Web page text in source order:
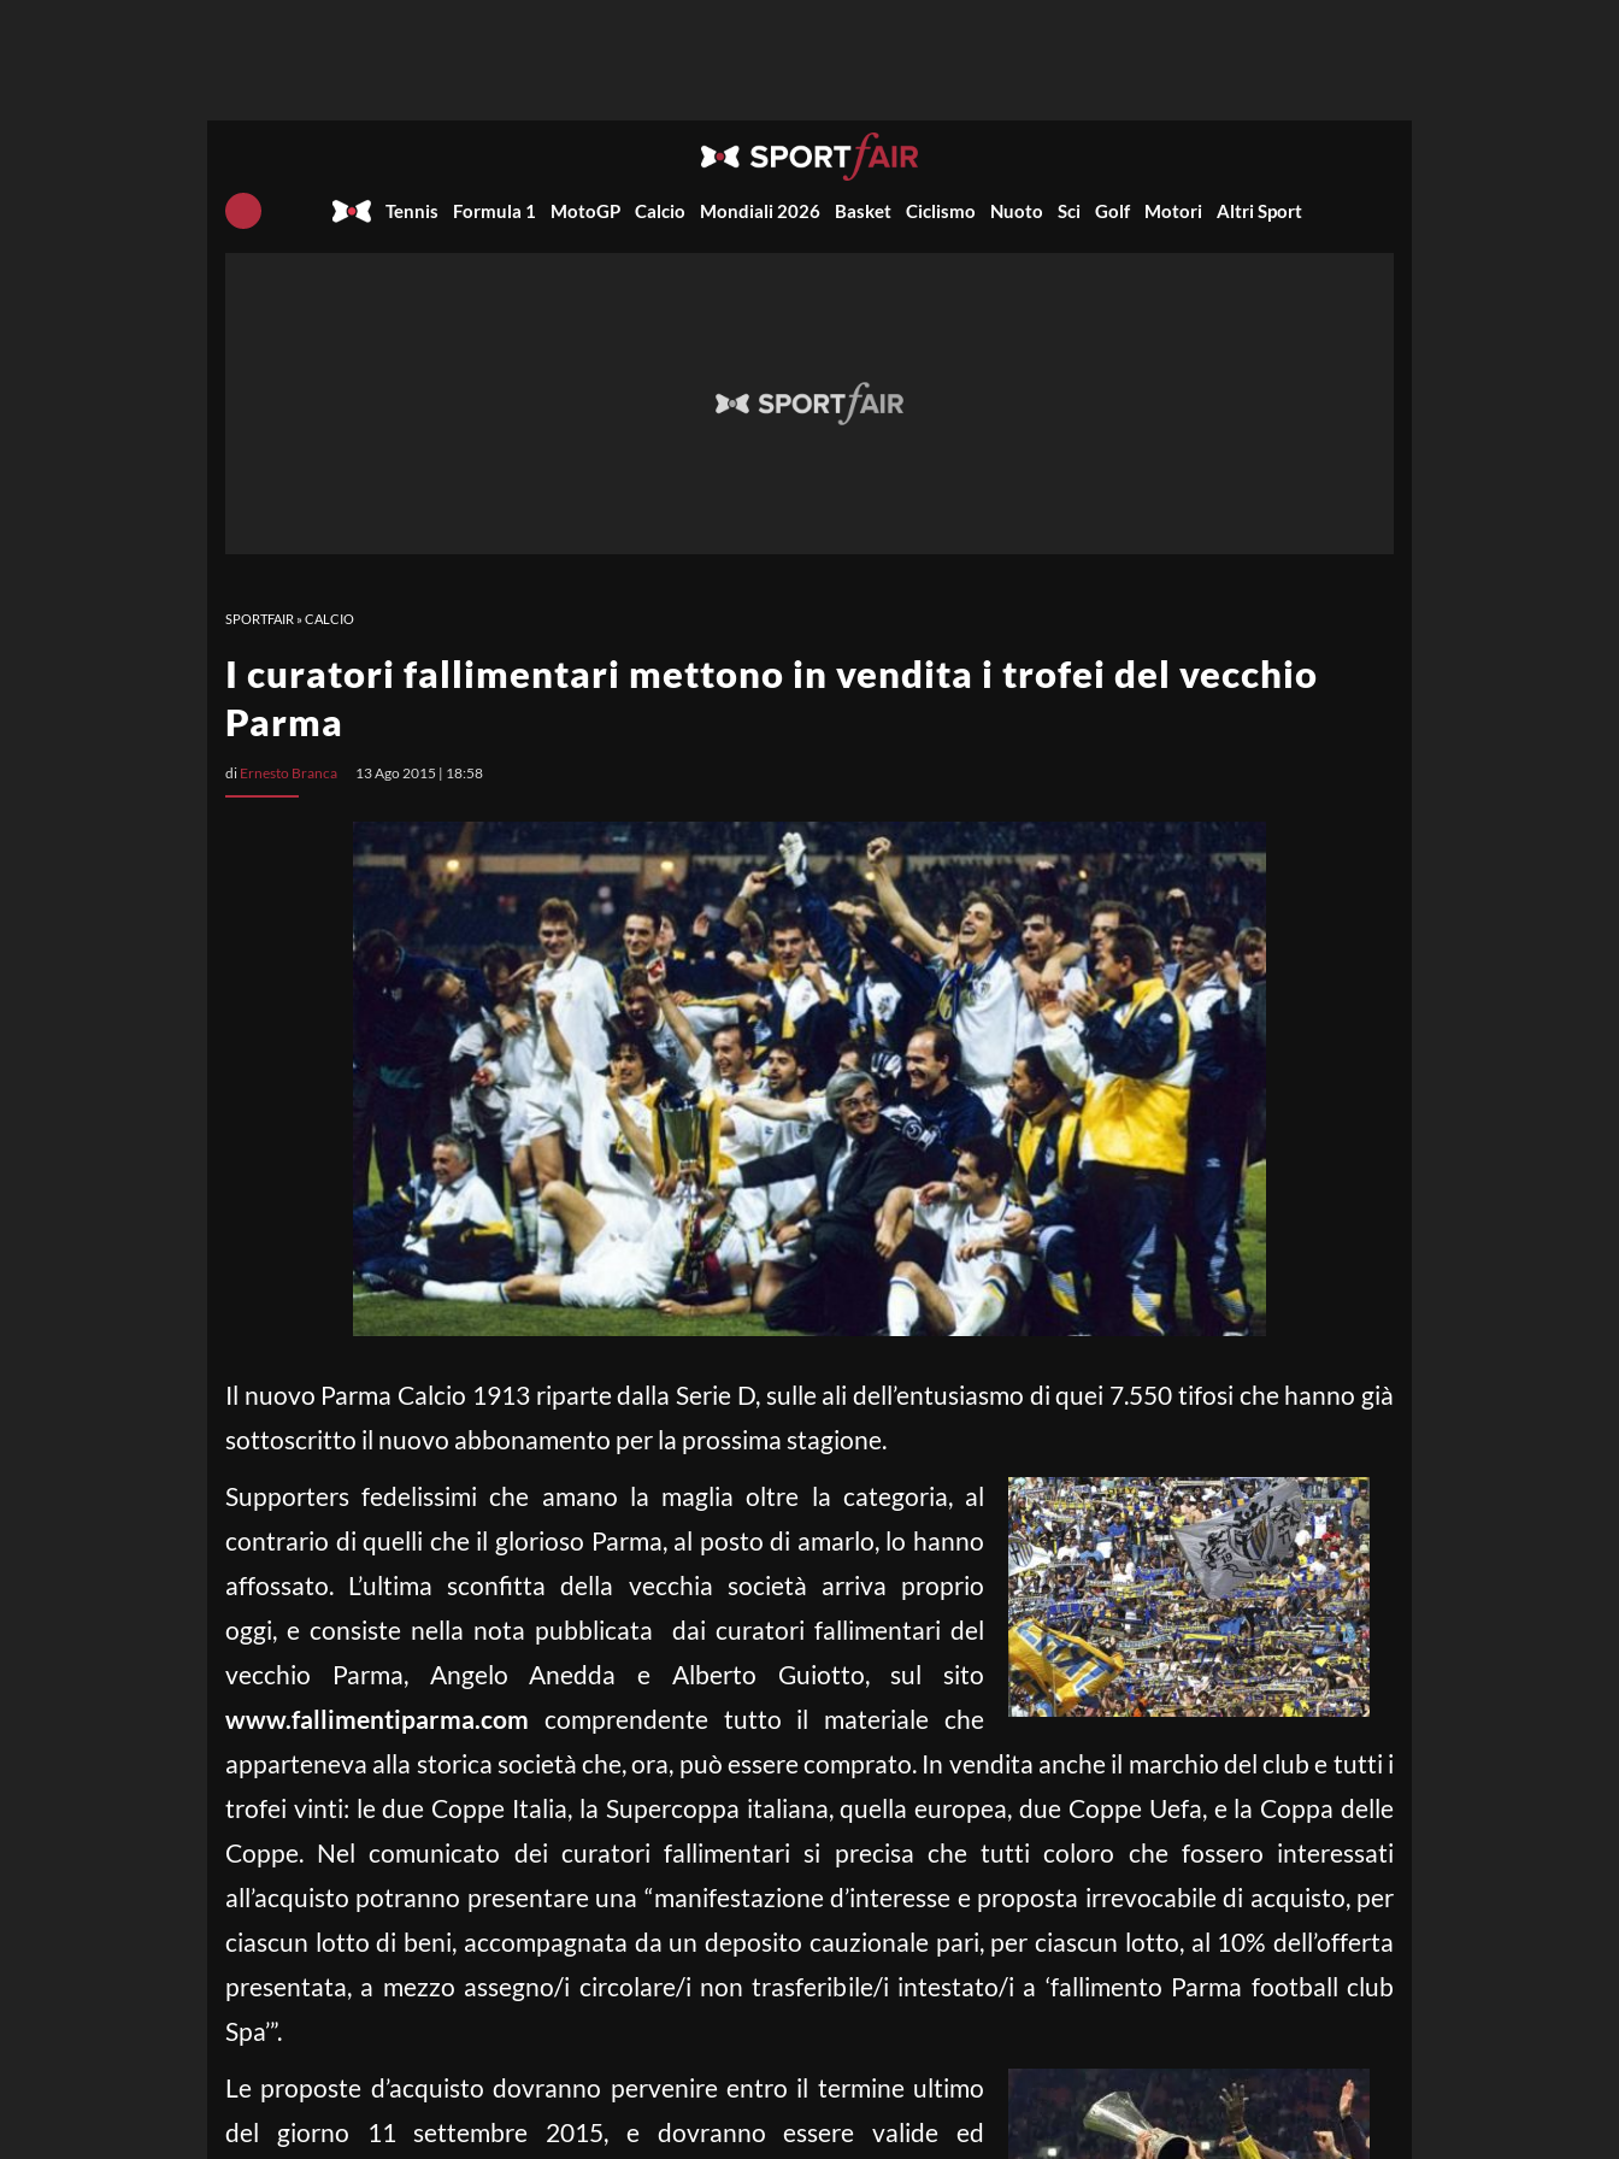
Tennis Formula 1 MotoGP Calcio Mondiali 2026 Basket Ciclismo Nuoto Sci Golf Motori Altri Sport
SPORTFAIR »CALCIO
I curatori fallimentari mettono in vendita i trofei del vecchio
Parma
di Ernesto Branca 13 Ago 2015 | 18:58
Il nuovo Parma Calcio 1913 riparte dalla Serie D, sulle ali dell’entusiasmo di quei 7.550 tifosi che hanno già
sottoscritto il nuovo abbonamento per la prossima stagione.
Supporters fedelissimi che amano la maglia oltre la categoria, al
contrario di quelli che il glorioso Parma, al posto di amarlo, lo hanno
affossato. L’ultima sconfitta della vecchia società arriva proprio
oggi, e consiste nella nota pubblicata dai curatori fallimentari del
vecchio Parma, Angelo Anedda e Alberto Guiotto, sul sito
www.fallimentiparma.com comprendente tutto il materiale che
apparteneva alla storica società che, ora, può essere comprato. In vendita anche il marchio del club e tutti i
trofei vinti: le due Coppe Italia, la Supercoppa italiana, quella europea, due Coppe Uefa, e la Coppa delle
Coppe. Nel comunicato dei curatori fallimentari si precisa che tutti coloro che fossero interessati
all’acquisto potranno presentare una “manifestazione d’interesse e proposta irrevocabile di acquisto, per
ciascun lotto di beni, accompagnata da un deposito cauzionale pari, per ciascun lotto, al 10% dell’offerta
presentata, a mezzo assegno/i circolare/i non trasferibile/i intestato/i a ‘fallimento Parma football club
Spa’”.
Le proposte d’acquisto dovranno pervenire entro il termine ultimo
del giorno 11 settembre 2015, e dovranno essere valide ed